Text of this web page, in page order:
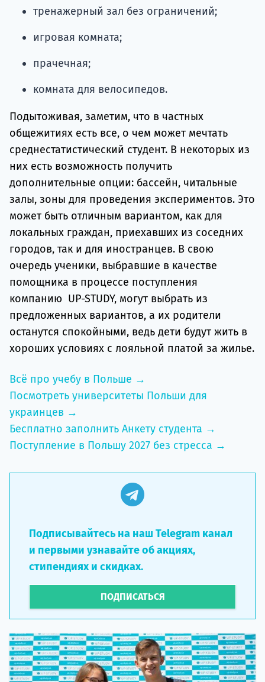
тренажерный зал без ограничений;
игровая комната;
прачечная;
комната для велосипедов.
Подытоживая, заметим, что в частных
общежитиях есть все, о чем может мечтать
среднестатистический студент. В некоторых из
них есть возможность получить
дополнительные опции: бассейн, читальные
залы, зоны для проведения экспериментов. Это
может быть отличным вариантом, как для
локальных граждан, приехавших из соседних
городов, так и для иностранцев. В свою
очередь ученики, выбравшие в качестве
помощника в процессе поступления
компанию UP-STUDY, могут выбрать из
предложенных вариантов, а их родители
останутся спокойными, ведь дети будут жить в
хороших условиях с лояльной платой за жилье.
Всё про учебу в Польше →
Посмотреть университеты Польши для
украинцев →
Бесплатно заполнить Анкету студента →
Поступление в Польшу 2027 без стресса →
Подписывайтесь на наш Telegram канал
и первыми узнавайте об акциях,
стипендиях и скидках.
ПОДПИСАТЬСЯ